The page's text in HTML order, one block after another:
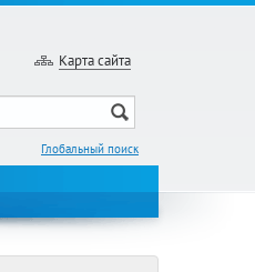
Карта сайта
Глобальный поиск